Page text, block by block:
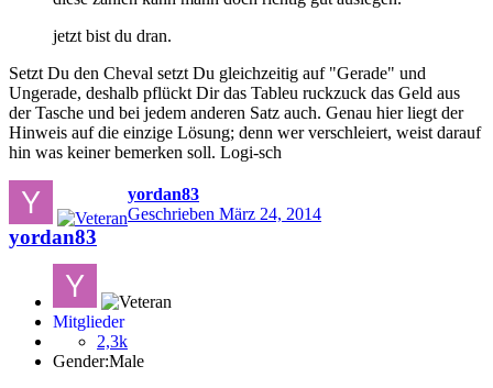
jetzt bist du dran.
Setzt Du den Cheval setzt Du gleichzeitig auf "Gerade" und
Ungerade, deshalb pflückt Dir das Tableu ruckzuck das Geld aus
der Tasche und bei jedem anderen Satz auch. Genau hier liegt der
Hinweis auf die einzige Lösung; denn wer verschleiert, weist darauf
hin was keiner bemerken soll. Logi-sch
yordan83
Geschrieben März 24, 2014
yordan83
Mitglieder
2,3k
Gender:Male